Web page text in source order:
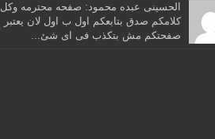
الحسينى عبده محمود: صفحه محترمه وكل
كلامكم صدق بتابعكم اول ب اول لان يعتبر
صفحتكم مش بتكذب فى اى شئ...